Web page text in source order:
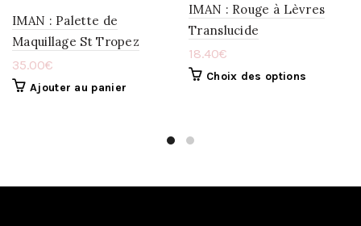
IMAN : Palette de
Maquillage St Tropez
35.00€
Ajouter au panier
IMAN : Rouge à Lèvres
Translucide
18.40€
Choix des options